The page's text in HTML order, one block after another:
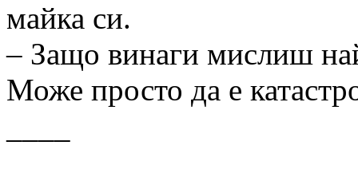
майка си.
– Защо винаги мислиш
Може просто да е
––––